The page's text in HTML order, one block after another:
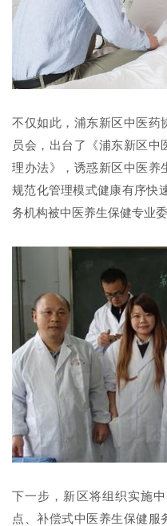
不仅如此，浦东新区中医药
员会，出台了《浦东新区中
理办法》，诱惑新区中医养
规范化管理模式健康有序快
务机构被中医养生保健专业
下一步，新区将组织实施
点、补偿式中医养生保健服